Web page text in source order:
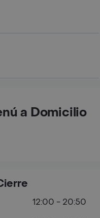
a Domicilio
12:00 - 20:50